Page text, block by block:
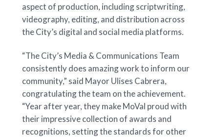
aspect of production, including scriptwriting,
videography, editing, and distribution across
the City’s digital and social media platforms.
“The City’s Media & Communications Team
consistently does amazing work to inform our
community,” said Mayor Ulises Cabrera,
congratulating the team on the achievement.
“Year after year, they make MoVal proud with
their impressive collection of awards and
recognitions, setting the standards for other